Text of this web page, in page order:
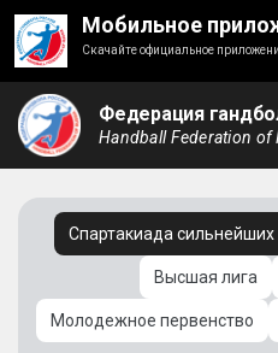
Мобильное
Скачайте официальное
Федерация
Handball Federation of
Спартакиада сильнейших
Высшая лига
Молодежное первенство